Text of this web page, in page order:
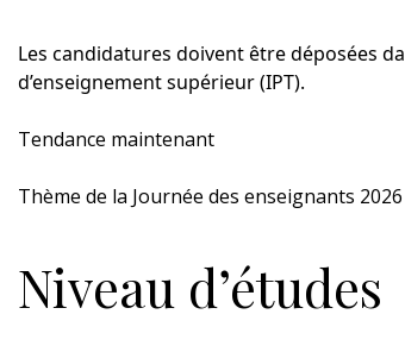
Les candidatures doivent être déposées
d’enseignement supérieur (IPT).
Tendance maintenant
Thème de la Journée des enseignants
Niveau d’études